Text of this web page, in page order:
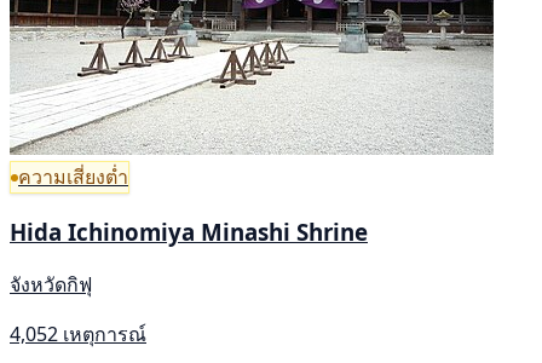
ความเสี่ยงต่ำ
Hida Ichinomiya Minashi Shrine
จังหวัดกิฟุ
4,052 เหตุการณ์